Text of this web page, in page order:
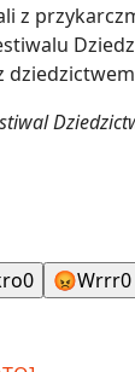
z
0 😡Wrrr0